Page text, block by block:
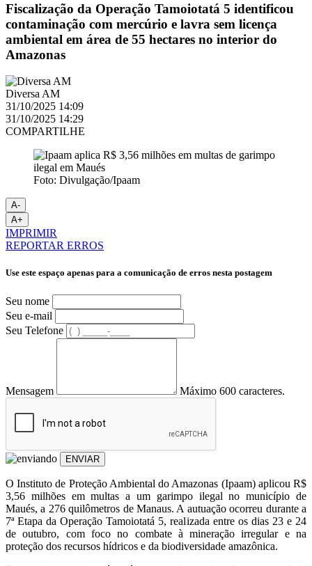
Fiscalização da Operação Tamoiotatá 5 identificou
contaminação com mercúrio e lavra sem licença
ambiental em área de 55 hectares no interior do
Amazonas
Diversa AM
31/10/2025 14:09
31/10/2025 14:29
COMPARTILHE
Foto: Divulgação/Ipaam
A-
A+
IMPRIMIR
REPORTAR ERROS
Use este espaço apenas para a comunicação de erros nesta postagem
Seu nome
Seu e-mail
Seu Telefone
Mensagem Máximo 600 caracteres.
ENVIAR
O Instituto de Proteção Ambiental do Amazonas (Ipaam) aplicou R$
3,56 milhões em multas a um garimpo ilegal no município de
Maués, a 276 quilômetros de Manaus. A autuação ocorreu durante a
7ª Etapa da Operação Tamoiotatá 5, realizada entre os dias 23 e 24
de outubro, com foco no combate à mineração irregular e na
proteção dos recursos hídricos e da biodiversidade amazônica.